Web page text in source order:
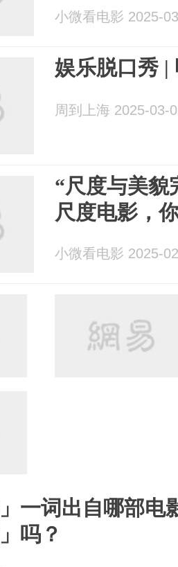
小微看电影 2025-
娱乐脱口秀 |
周到上海 2025-03-
“尺度与美貌
尺度电影，
小微看电影 2025-
」一词出自哪部
吗？